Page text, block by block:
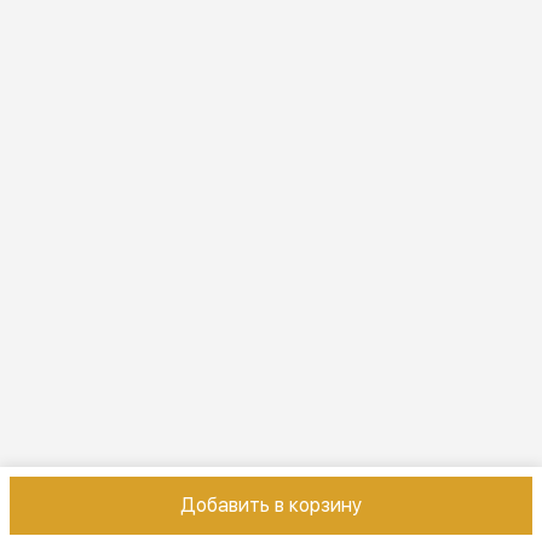
Добавить в корзину
ДоставкаПравила возврата